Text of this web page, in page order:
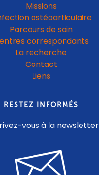
Missions
ostéoarticulaire
Parcours de soin
correspondants
La recherche
Contact
Liens
RESTEZ INFORMÉS
vous à la newsletter